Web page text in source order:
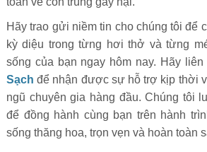
Hãy trao gửi niềm tin cho chúng tôi để
kỳ diệu trong từng hơi thở và từng
sống của bạn ngay hôm nay. Hãy
Sạch để nhận được sự hỗ trợ kịp thời
ngũ chuyên gia hàng đầu. Chúng tôi
để đồng hành cùng bạn trên hành
sống thăng hoa, trọn vẹn và hoàn toàn